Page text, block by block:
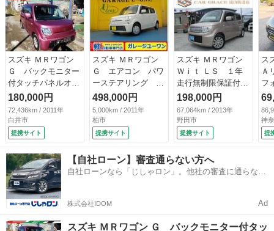
スズキ ＭＲワゴン
Ｇ バックモニター
付タッチパネルオー
ディオ装着車 Ａ
Ｔ ＰＷ ＡＣ
（検10.8）
180,000円
72,436km / 2011年
白井市
提携サイト
スズキ ＭＲワゴン
Ｇ エアコン パワ
ーステアリング パ
ワーウインドウ 集
中ドアロック デュ
アルエアバッグ Ａ
ＭＦＭラジオ 一年
保証 （車検整備
付）
498,000円
5,000km / 2011年
柏市
提携サイト
スズキ ＭＲワゴン
Ｗｉｔ ＬＳ １年
走行無制限保証付
走行６７１００キ
ロ 専用ソフトレザ
ーシート＆革巻きス
テア 社外メモリー
ナビ 地デジ ＣＤ
録音 スマートキ
ー ＥＴＣ 純正１
４ＡＷ ＨＩＤライ
198,000円
67,064km / 2013年
野田市
提携サイト
ス
Ａ
フ
バ
イ
ス
ム
イ
ー
天
神
提
【自社ローン】審査通らない方へ
自社ローンなら「じしゃロン」。他社の審査に通らなか
株式会社IDOM Ad
スズキ ＭＲワゴン Ｇ バックモニター付タッ